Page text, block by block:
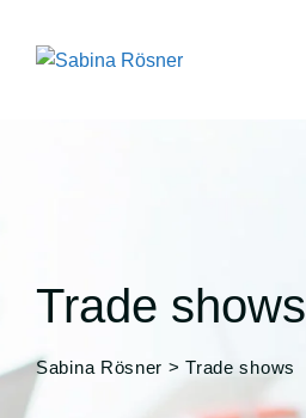
content
Trade shows
Sabina Rösner >Trade shows